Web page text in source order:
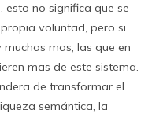
esto no significa que se
voluntad, pero si
mas, las que en
mas de este sistema.
de transformar el
semántica, la